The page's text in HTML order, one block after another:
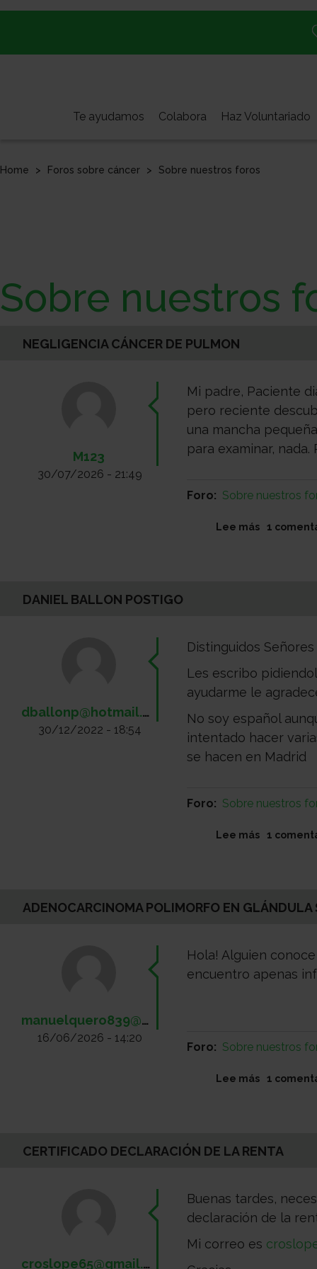
contenido
Te ayudamos Colabora Haz Voluntariado
Home Foros sobre cáncer Sobre nuestros foros
Sobre nuestros
NEGLIGENCIA CÁNCER DE PULMON
M123
30/07/2026 - 21:49
Mi padre, Paciente
pero reciente
una mancha
para examinar,
Foro Sobre nuestros
Lee más sobre
1
DANIEL BALLON POSTIGO
dballonp@hotmail.com
30/12/2022 - 18:54
Distinguidos Señores
Les escribo
ayudarme le
No soy español
intentado hacer
se hacen en Madrid
Foro Sobre nuestros
Lee más sobre
1
ADENOCARCINOMA POLIMORFO EN GLÁNDULA
manuelquero839@gmail.com
16/06/2026 - 14:20
Hola! Alguien
encuentro apenas
Foro Sobre nuestros
Lee más sobre
salival
1
CERTIFICADO DECLARACIÓN DE LA RENTA
croslope65@gmail.com
Buenas tardes,
declaración de la
Mi correo es